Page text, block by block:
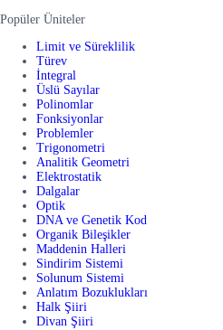
Popüler Üniteler
Limit ve Süreklilik
Türev
İntegral
Üslü Sayılar
Polinomlar
Fonksiyonlar
Problemler
Trigonometri
Analitik Geometri
Elektrostatik
Dalgalar
Optik
DNA ve Genetik Kod
Organik Bileşikler
Maddenin Halleri
Sindirim Sistemi
Solunum Sistemi
Anlatım Bozuklukları
Halk Şiiri
Divan Şiiri